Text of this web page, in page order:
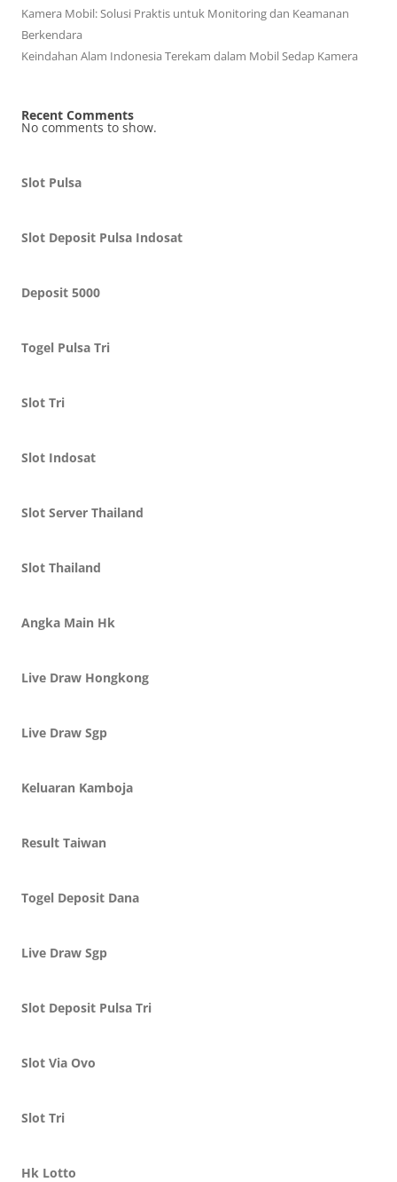
Kamera Mobil: Solusi Praktis untuk Monitoring dan Keamanan
Berkendara
Keindahan Alam Indonesia Terekam dalam Mobil Sedap Kamera
Recent Comments
No comments to show.
Slot Pulsa
Slot Deposit Pulsa Indosat
Deposit 5000
Togel Pulsa Tri
Slot Tri
Slot Indosat
Slot Server Thailand
Slot Thailand
Angka Main Hk
Live Draw Hongkong
Live Draw Sgp
Keluaran Kamboja
Result Taiwan
Togel Deposit Dana
Live Draw Sgp
Slot Deposit Pulsa Tri
Slot Via Ovo
Slot Tri
Hk Lotto